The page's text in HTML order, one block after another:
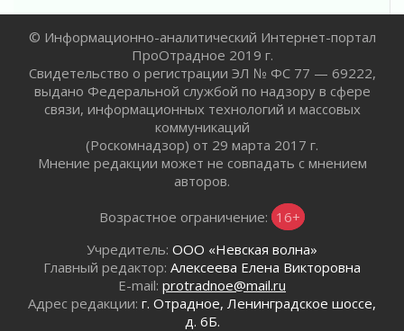
01 августа 2026
Безмолвный крик о помощи
В музей всей семьёй
01 августа 2026
Без заявлений и очередей
01 августа 2026
Не женское это дело...уверены?
Все силы в кулак
01 августа 2026
Айда на пляж!
01 августа 2026
Один в поле — не воин
01 августа 2026
© Информационно-аналитический Интернет-портал
ПроОтрадное 2019 г.
Свидетельство о регистрации ЭЛ № ФС 77 — 69222,
выдано Федеральной службой по надзору в сфере
связи, информационных технологий и массовых
коммуникаций
(Роскомнадзор) от 29 марта 2017 г.
Мнение редакции может не совпадать с мнением
авторов.
Возрастное ограничение: 16+
Учредитель: ООО «Невская волна»
Главный редактор: Алексеева Елена Викторовна
E-mail: protradnoe@mail.ru
Адрес редакции: г. Отрадное, Ленинградское шоссе,
д. 6Б.